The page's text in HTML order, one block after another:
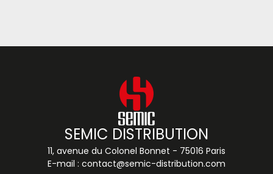
SEMIC DISTRIBUTION
11, avenue du Colonel Bonnet - 75016 Paris
E-mail : contact@semic-distribution.com